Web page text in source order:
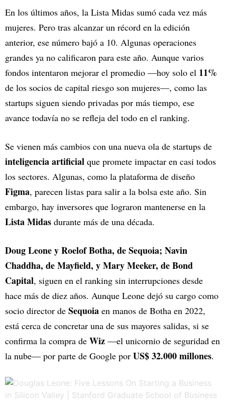
En los últimos años, la Lista Midas sumó cada vez más
mujeres. Pero tras alcanzar un récord en la edición
anterior, ese número bajó a 10. Algunas operaciones
grandes ya no calificaron para este año. Aunque varios
fondos intentaron mejorar el promedio —hoy solo el 11%
de los socios de capital riesgo son mujeres—, como las
startups siguen siendo privadas por más tiempo, ese
avance todavía no se refleja del todo en el ranking.
Se vienen más cambios con una nueva ola de startups de
inteligencia artificial que promete impactar en casi todos
los sectores. Algunas, como la plataforma de diseño
Figma, parecen listas para salir a la bolsa este año. Sin
embargo, hay inversores que lograron mantenerse en la
Lista Midas durante más de una década.
Doug Leone y Roelof Botha, de Sequoia; Navin
Chaddha, de Mayfield, y Mary Meeker, de Bond
Capital, siguen en el ranking sin interrupciones desde
hace más de diez años. Aunque Leone dejó su cargo como
socio director de Sequoia en manos de Botha en 2022,
está cerca de concretar una de sus mayores salidas, si se
confirma la compra de Wiz —el unicornio de seguridad en
la nube— por parte de Google por US$ 32.000 millones.